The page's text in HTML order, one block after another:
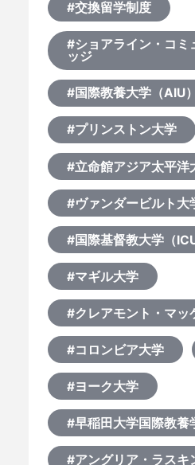
#交換留学制度
#ショアライン・コミ
ッジ
#国際教養大学（AIU）
#プリンストン大学
#立命館アジア太平洋
#ヴァンダービルト大
#国際基督教大学（ICU
#マギル大学
#クレアモント・マッ
#コロンビア大学
#ヨーク大学
#早稲田大学国際教養
#アングリア・ラスキ